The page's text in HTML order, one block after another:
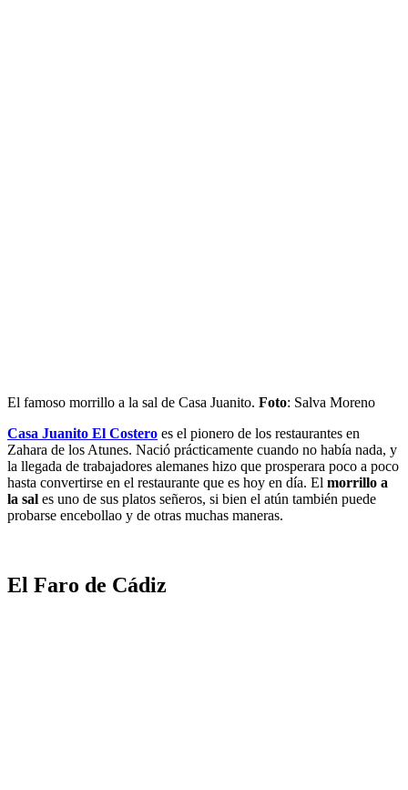
El famoso morrillo a la sal de Casa Juanito. Foto: Salva Moreno
Casa Juanito El Costero es el pionero de los restaurantes en
Zahara de los Atunes. Nació prácticamente cuando no había nada, y
la llegada de trabajadores alemanes hizo que prosperara poco a poco
hasta convertirse en el restaurante que es hoy en día. El morrillo a
la sal es uno de sus platos señeros, si bien el atún también puede
probarse encebollao y de otras muchas maneras.
El Faro de Cádiz